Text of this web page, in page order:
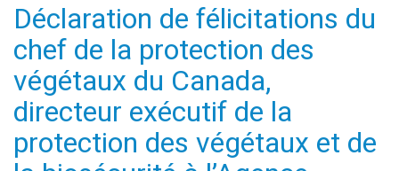
Déclaration de félicitations du
chef de la protection des
végétaux du Canada,
directeur exécutif de la
protection des végétaux et de